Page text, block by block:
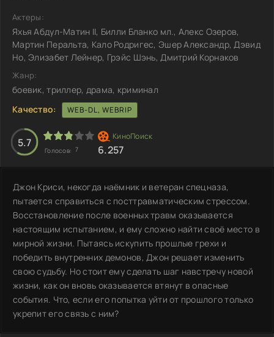
Актеры:
Яхья Абдул-Матин II, Билли Бланко мл., Алекс Озеров,
Мартин Перальта, Кало Родригес, Эшер Александр, Дэвид
Но, Элизабет Лейнер, Грэйс Шэнь, Дмитрий Корнаков
Жанр:
боевик, триллер, драма, криминал
Качество:
WEB-DL, WEBRIP
5.7
Голосов: 7 6.257
Джон Криси, некогда наёмник и ветеран спецназа,
пытается справиться с посттравматическим стрессом.
Восстановление после военных травм оказывается
настоящим испытанием, и ему сложно найти своё место в
мирной жизни. Пытаясь искупить прошлые грехи и
победить внутренних демонов, Джон решает изменить
свою судьбу. Но стоит ему сделать шаг навстречу новой
жизни, как он вновь оказывается втянут в опасные
события. Что, если его попытка уйти от прошлого только
укрепит его связь с ним?